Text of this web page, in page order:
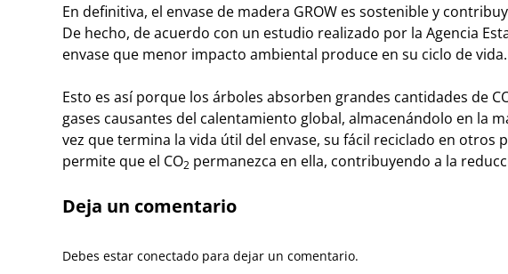
En definitiva, el envase de madera GROW es sostenible y
De hecho, de acuerdo con un estudio realizado por la Agencia
envase que menor impacto ambiental produce en su ciclo de vida.
Esto es así porque los árboles absorben grandes cantidades de
gases causantes del calentamiento global, almacenándolo en la
vez que termina la vida útil del envase, su fácil reciclado en
permite que el CO2 permanezca en ella, contribuyendo a la
Deja un comentario
Debes estar conectado para dejar un comentario.